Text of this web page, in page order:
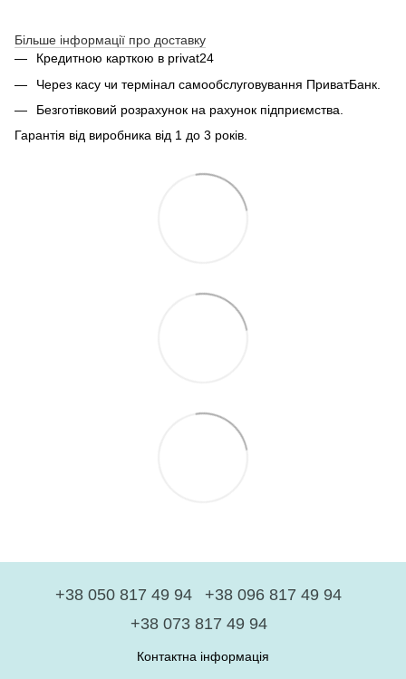
Більше інформації про доставку
Кредитною карткою в privat24
Через касу чи термінал самообслуговування ПриватБанк.
Безготівковий розрахунок на рахунок підприємства.
Гарантія від виробника від 1 до 3 років.
+38 050 817 49 94
+38 096 817 49 94
+38 073 817 49 94
Контактна інформація